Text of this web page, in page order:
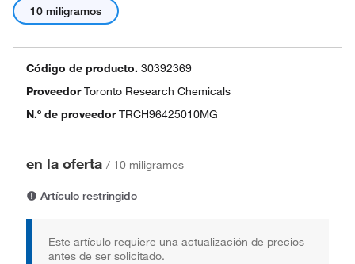
10 miligramos
Código de producto. 30392369
ProveedorToronto Research Chemicals
N.º de proveedor TRCH96425010MG
en la oferta / 10 miligramos
Artículo restringido
Este artículo requiere una actualización de precios
antes de ser solicitado.